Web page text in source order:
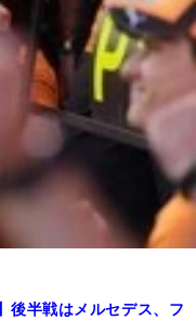
後半戦はメルセデス、フ